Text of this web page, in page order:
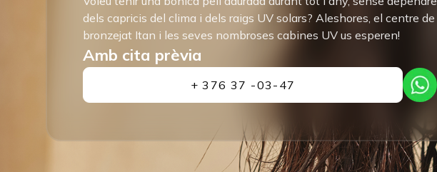
dels capricis del clima i dels raigs UV solars? Aleshores, el centre de
bronzejat Itan i les seves nombroses cabines UV us esperen!
Amb cita prèvia
+ 376 37 -03-47